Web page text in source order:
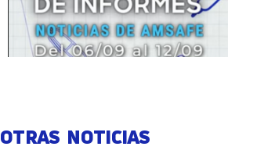
OTRAS NOTICIAS